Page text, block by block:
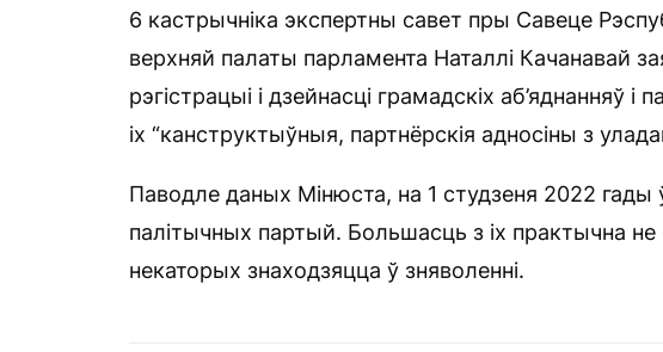
6 кастрычніка экспертны савет пры Савеце
верхняй палаты парламента Наталлі Качанавай
рэгістрацыі і дзейнасці грамадскіх аб’яднанняў
іх “канструктыўныя, партнёрскія адносіны з
Паводле даных Мінюста, на 1 студзеня 2022 гады
палітычных партый. Большасць з іх практычна
некаторых знаходзяцца ў зняволенні.